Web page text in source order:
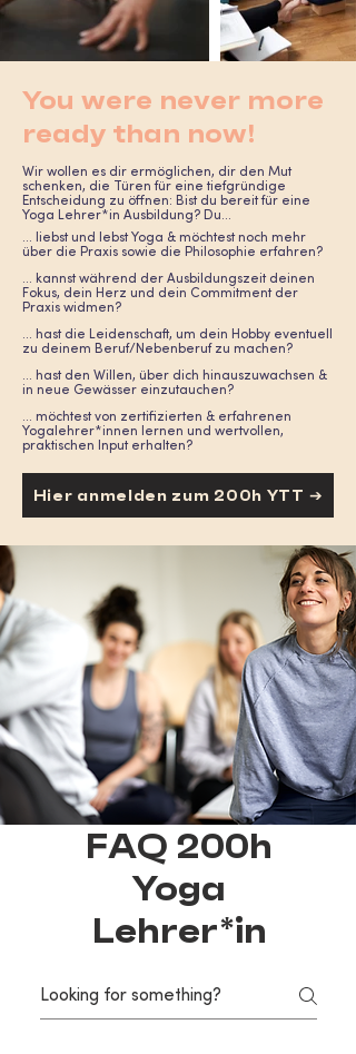
You were never more
ready than now!
Wir wollen es dir ermöglichen, dir den Mut
schenken, die Türen für eine tiefgründige
Entscheidung zu öffnen: Bist du bereit für eine
Yoga Lehrer*in Ausbildung? Du…
… liebst und lebst Yoga & möchtest noch mehr
über die Praxis sowie die Philosophie erfahren?
… kannst während der Ausbildungszeit deinen
Fokus, dein Herz und dein Commitment der
Praxis widmen?
… hast die Leidenschaft, um dein Hobby eventuell
zu deinem Beruf/Nebenberuf zu machen?
… hast den Willen, über dich hinauszuwachsen &
in neue Gewässer einzutauchen?
… möchtest von zertifizierten & erfahrenen
Yogalehrer*innen lernen und wertvollen,
praktischen Input erhalten?
Hier anmelden zum 200h YTT ➔
FAQ 200h
Yoga
Lehrer*in